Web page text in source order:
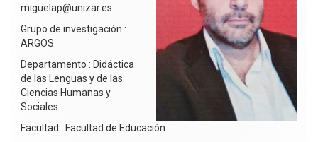
miguelap@unizar.es
Grupo de investigación :
ARGOS
Departamento : Didáctica
de las Lenguas y de las
Ciencias Humanas y
Sociales
Facultad : Facultad de Educación